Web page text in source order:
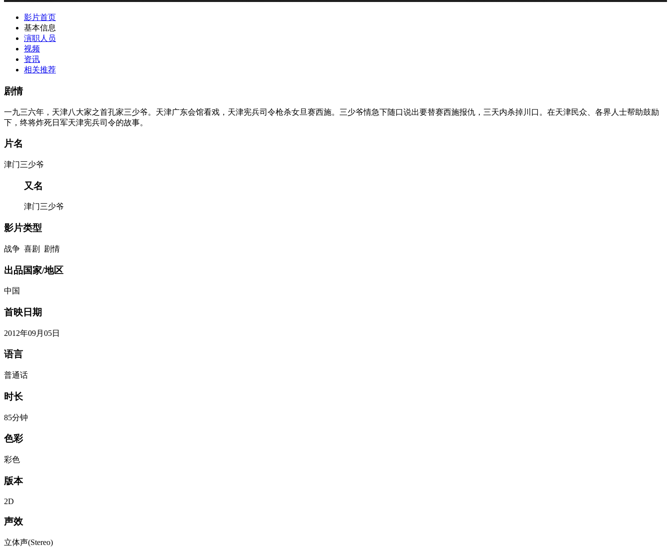
影片首页
基本信息
演职人员
视频
资讯
相关推荐
剧情
一九三六年，天津八大家之首孔家三少爷。天津广东会馆看戏，天津宪兵司令枪杀女旦赛西施。三少爷情急下随口说出要替赛西施报仇，三天内杀掉川口。在天津民众、各界人士帮助鼓励
下，终将炸死日军天津宪兵司令的故事。
片名
津门三少爷
又名
津门三少爷
影片类型
战争 喜剧 剧情
出品国家/地区
中国
首映日期
2012年09月05日
语言
普通话
时长
85分钟
色彩
彩色
版本
2D
声效
立体声(Stereo)